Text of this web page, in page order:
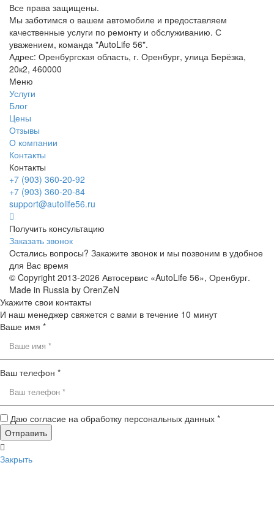
Все права защищены.
Мы заботимся о вашем автомобиле и предоставляем
качественные услуги по ремонту и обслуживанию. С
уважением, команда "AutoLife 56".
Адрес: Оренбургская область, г. Оренбург, улица Берёзка,
20к2, 460000
Меню
Услуги
Блог
Цены
Отзывы
О компании
Контакты
Контакты
+7 (903) 360-20-92
+7 (903) 360-20-84
support@autolife56.ru
Получить консультацию
Заказать звонок
Остались вопросы? Закажите звонок и мы позвоним в удобное
для Вас время
© Copyright 2013-2026 Автосервис «AutoLife 56», Оренбург.
Made in Russia by OrenZeN
Укажите свои контакты
И наш менеджер свяжется с вами в течение 10 минут
Ваше имя *
Ваш телефон *
Даю согласие на обработку персональных данных *
Закрыть